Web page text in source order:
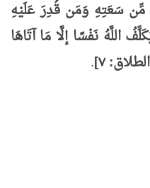
سَعَتِهِ وَمَن قُدِرَ عَلَيْهِ
اللَّهُ نَفْسًا إلَّا مَا آتَاهَا
٧] .